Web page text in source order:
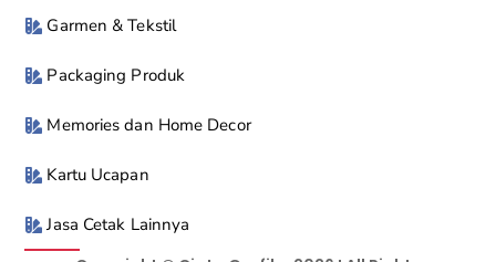
Garmen & Tekstil
Packaging Produk
Memories dan Home Decor
Kartu Ucapan
Jasa Cetak Lainnya